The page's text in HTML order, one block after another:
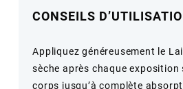
CONSEILS
Appliquez généreusement le
sèche après chaque
corps jusqu’à complète